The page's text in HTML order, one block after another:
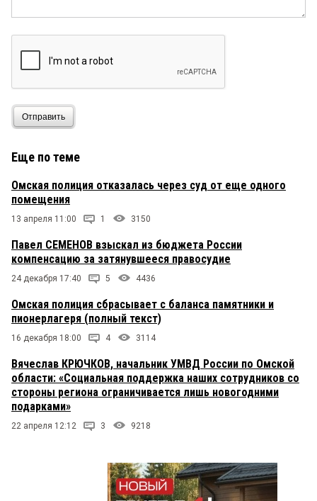
Отправить
Еще по теме
Омская полиция отказалась через суд от еще одного
помещения
13 апреля 11:00 1 3150
Павел СЕМЕНОВ взыскал из бюджета России
компенсацию за затянувшееся правосудие
24 декабря 17:40 5 4436
Омская полиция сбрасывает с баланса памятники и
пионерлагеря (полный текст)
16 декабря 18:00 4 3114
Вячеслав КРЮЧКОВ, начальник УМВД России по Омской
области: «Социальная поддержка наших сотрудников со
стороны региона ограничивается лишь новогодними
подарками»
22 апреля 12:12 3 9218